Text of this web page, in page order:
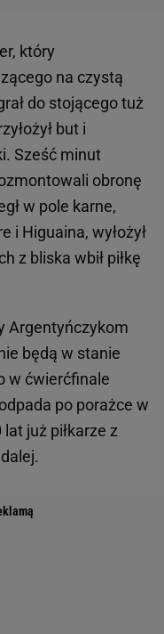
który
na czystą
do stojącego tuż
but i
Sześć minut
obronę
w pole karne,
i Higuaina, wyłożył
z bliska wbił piłkę
Argentyńczykom
będą w stanie
w ćwierćfinale
po porażce w
już piłkarze z